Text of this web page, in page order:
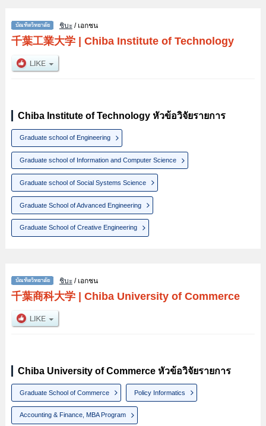
ชิบะ/ เอกชน
千葉工業大学| Chiba Institute of Technology
Chiba Institute of Technology หัวข้อวิจัยรายการ
Graduate school of Engineering
Graduate school of Information and Computer Science
Graduate school of Social Systems Science
Graduate School of Advanced Engineering
Graduate School of Creative Engineering
ชิบะ/ เอกชน
千葉商科大学| Chiba University of Commerce
Chiba University of Commerce หัวข้อวิจัยรายการ
Graduate School of Commerce Policy Informatics
Accounting & Finance, MBA Program